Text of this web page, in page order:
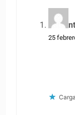
25